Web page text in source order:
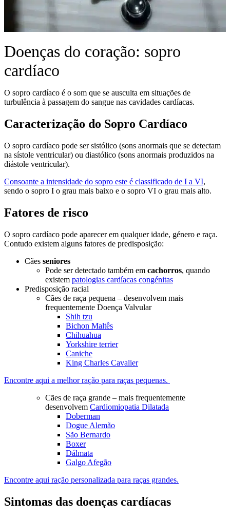
Doenças do coração: sopro
cardíaco
O sopro cardíaco é o som que se ausculta em situações de
turbulência à passagem do sangue nas cavidades cardíacas.
Caracterização do Sopro Cardíaco
O sopro cardíaco pode ser sistólico (sons anormais que se detectam
na sístole ventricular) ou diastólico (sons anormais produzidos na
diástole ventricular).
Consoante a intensidade do sopro este é classificado de I a VI,
sendo o sopro I o grau mais baixo e o sopro VI o grau mais alto.
Fatores de risco
O sopro cardíaco pode aparecer em qualquer idade, género e raça.
Contudo existem alguns fatores de predisposição:
Cães seniores
Pode ser detectado também em cachorros, quando
existem patologias cardíacas congénitas
Predisposição racial
Cães de raça pequena – desenvolvem mais
frequentemente Doença Valvular
Shih tzu
Bichon Maltês
Chihuahua
Yorkshire terrier
Caniche
King Charles Cavalier
Encontre aqui a melhor ração para raças pequenas.
Cães de raça grande – mais frequentemente
desenvolvem Cardiomiopatia Dilatada
Doberman
Dogue Alemão
São Bernardo
Boxer
Dálmata
Galgo Afegão
Encontre aqui ração personalizada para raças grandes.
Sintomas das doenças cardíacas